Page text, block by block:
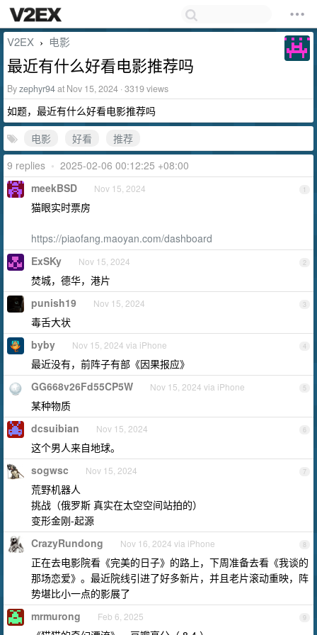
V2EX › 电影
最近有什么好看电影推荐吗
Byzephyr94at Nov 15, 2024 · 3319 views
如题，最近有什么好看电影推荐吗
电影
好看
推荐
9 replies • 2025-02-06 00:12:25 +08:00
1
meekBSD Nov 15, 2024
猫眼实时票房
https://piaofang.maoyan.com/dashboard
2
ExSKy Nov 15, 2024
焚城，德华，港片
3
punish19 Nov 15, 2024
毒舌大状
4
byby Nov 15, 2024 via iPhone
最近没有，前阵子有部《因果报应》
5
GG668v26Fd55CP5W Nov 15, 2024 via iPhone
某种物质
6
dcsuibian Nov 15, 2024
这个男人来自地球。
7
sogwsc Nov 15, 2024
荒野机器人
挑战（俄罗斯 真实在太空空间站拍的）
变形金刚-起源
8
CrazyRundong Nov 16, 2024 via iPhone
正在去电影院看《完美的日子》的路上，下周准备去看《我谈的
那场恋爱》。最近院线引进了好多新片，并且老片滚动重映，阵
势堪比小一点的影展了
9
mrmurong Feb 6, 2025